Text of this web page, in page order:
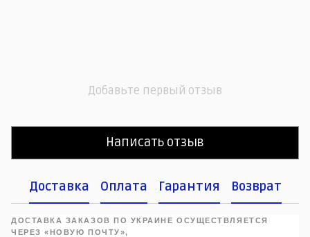
Добавьте первый отзыв
Написать отзыв
Доставка Оплата Гарантия Возврат
ДОСТАВКА ЗАКАЗОВ ПО УКРАИНЕ ОСУЩЕСТВЛЯЕТСЯ
ЧЕРЕЗ «НОВУЮ ПОЧТУ»,